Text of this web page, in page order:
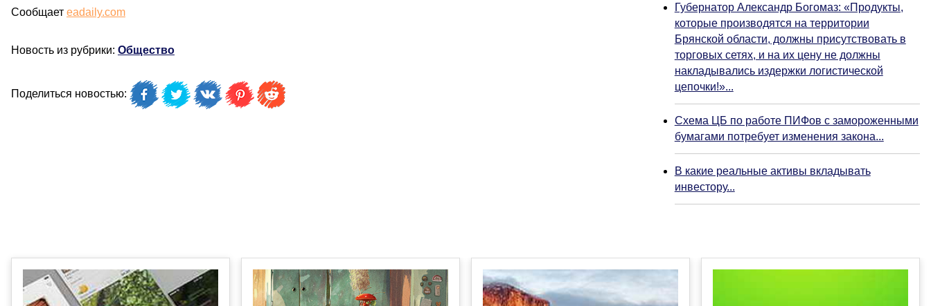
Сообщает eadaily.com
Новость из рубрики: Общество
Поделиться новостью:
Губернатор Александр Богомаз: «Продукты,
которые производятся на территории
Брянской области, должны присутствовать в
торговых сетях, и на их цену не должны
накладывались издержки логистической
цепочки!»...
Схема ЦБ по работе ПИФов с замороженными
бумагами потребует изменения закона...
В какие реальные активы вкладывать
инвестору...